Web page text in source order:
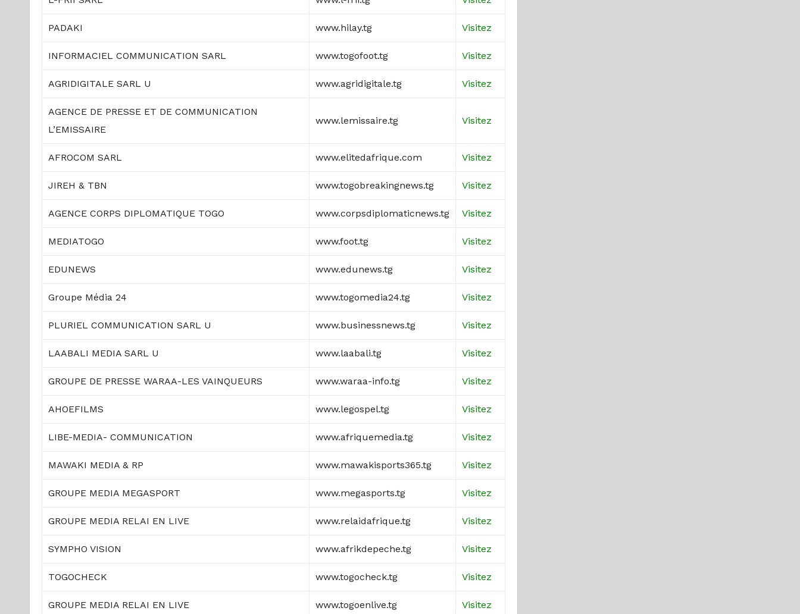
PADAKI www.hilay.tg Visitez
INFORMACIEL COMMUNICATION SARL www.togofoot.tg Visitez
AGRIDIGITALE SARL U www.agridigitale.tg Visitez
AGENCE DE PRESSE ET DE COMMUNICATION
L’EMISSAIRE
www.lemissaire.tg Visitez
AFROCOM SARL www.elitedafrique.com Visitez
JIREH & TBN www.togobreakingnews.tg Visitez
AGENCE CORPS DIPLOMATIQUE TOGO www.corpsdiplomaticnews.tg Visitez
MEDIATOGO www.foot.tg Visitez
EDUNEWS www.edunews.tg Visitez
Groupe Média 24 www.togomedia24.tg Visitez
PLURIEL COMMUNICATION SARL U www.businessnews.tg Visitez
LAABALI MEDIA SARL U www.laabali.tg Visitez
GROUPE DE PRESSE WARAA-LES VAINQUEURS www.waraa-info.tg Visitez
AHOEFILMS www.legospel.tg Visitez
LIBE-MEDIA- COMMUNICATION www.afriquemedia.tg Visitez
MAWAKI MEDIA & RP www.mawakisports365.tg Visitez
GROUPE MEDIA MEGASPORT www.megasports.tg Visitez
GROUPE MEDIA RELAI EN LIVE www.relaidafrique.tg Visitez
SYMPHO VISION www.afrikdepeche.tg Visitez
TOGOCHECK www.togocheck.tg Visitez
GROUPE MEDIA RELAI EN LIVE www.togoenlive.tg Visitez